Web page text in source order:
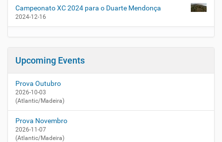
Campeonato XC 2024 para o Duarte Mendonça
2024-12-16
Upcoming Events
Prova Outubro
2026-10-03
(Atlantic/Madeira)
Prova Novembro
2026-11-07
(Atlantic/Madeira)